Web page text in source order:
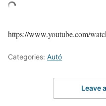
https://www.youtube.com/
Categories: Autó
Leave